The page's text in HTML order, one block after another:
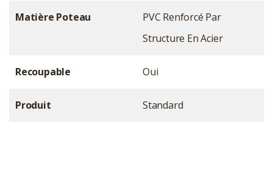
Matière Poteau
PVC Renforcé Par
Structure En Acier
Recoupable Oui
Produit Standard